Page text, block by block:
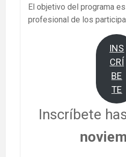
El objetivo del programa
profesional de los
INS
CRÍ
BE
TE
Inscríbete